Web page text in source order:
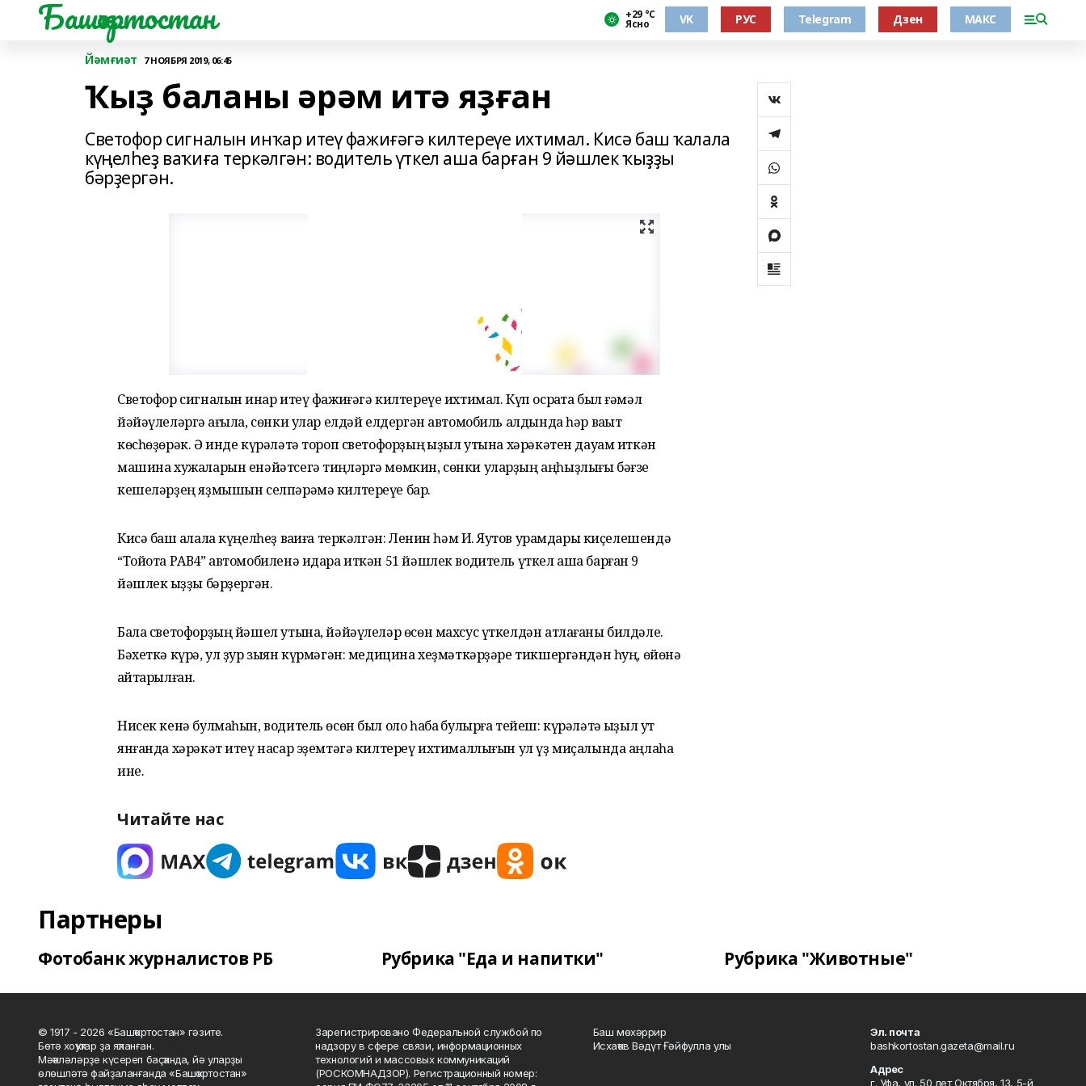
Башҡортостан +29 °С
Ясно VK РУС Telegram Дзен МАКС
Йәмғиәт 7 НОЯБРЯ 2019, 06:45
Ҡыҙ баланы әрәм итә яҙған
Светофор сигналын инҡар итеү фажиғәгә килтереүе ихтимал. Кисә баш ҡалала
күңелһеҙ ваҡиға теркәлгән: водитель үткел аша барған 9 йәшлек ҡыҙҙы
бәрҙергән.
Светофор сигналын инҡар итеү фажиғәгә килтереүе ихтимал. Күп осраҡта был ғәмәл
йәйәүлеләргә ҡағыла, сөнки улар елдәй елдергән автомобиль алдында һәр ваҡыт
көсһөҙөрәк. Ә инде күрәләтә тороп светофорҙың ҡыҙыл утына хәрәкәтен дауам иткән
машина хужаларын енәйәтсегә тиңләргә мөмкин, сөнки уларҙың аңһыҙлығы бәғзе
кешеләрҙең яҙмышын селпәрәмә килтереүе бар.
Кисә баш ҡалала күңелһеҙ ваҡиға теркәлгән: Ленин һәм И. Яҡутов урамдары киҫелешендә
“Тойота РАВ4” автомобиленә идара иткән 51 йәшлек водитель үткел аша барған 9
йәшлек ҡыҙҙы бәрҙергән.
Бала светофорҙың йәшел утына, йәйәүлеләр өсөн махсус үткелдән атлағаны билдәле.
Бәхеткә күрә, ул ҙур зыян күрмәгән: медицина хеҙмәткәрҙәре тикшергәндән һуң, өйөнә
ҡайтарылған.
Нисек кенә булмаһын, водитель өсөн был оло һабаҡ булырға тейеш: күрәләтә ҡыҙыл ут
янғанда хәрәкәт итеү насар эҙемтәгә килтереү ихтималлығын ул үҙ миҫалында аңлаһа
ине.
Читайте нас
Партнеры
Фотобанк журналистов РБ Рубрика "Еда и напитки" Рубрика "Животные"
© 1917 - 2026 «Башҡортостан» гәзите.
Бөтә хоҡуҡтар ҙа яҡланған.
Мәҡәләләрҙе күсереп баҫҡанда, йә уларҙы
өлөшләтә файҙаланғанда «Башҡортостан»
Зарегистрировано Федеральной службой по
надзору в сфере связи, информационных
технологий и массовых коммуникаций
(РОСКОМНАДЗОР). Регистрационный номер:
Баш мөхәррир
Исхаҡов Вәдүт Ғәйфулла улы
Эл. почта
bashkortostan.gazeta@mail.ru
Адрес
г. Уфа, ул. 50 лет Октября, 13, 5-й